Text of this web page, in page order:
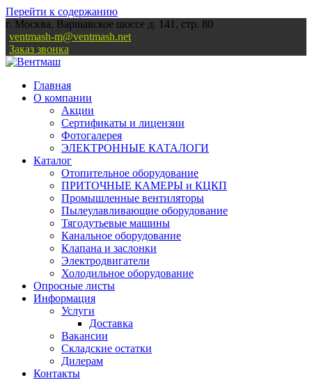
Перейти к содержанию
г. Москва, Варшавское шоссе д. 141, стр. 80
ventmash-m@ventmash.net
Заказ звонка
Главная
О компании
Акции
Сертификаты и лицензии
Фотогалерея
ЭЛЕКТРОННЫЕ КАТАЛОГИ
Каталог
Отопительное оборудование
ПРИТОЧНЫЕ КАМЕРЫ и КЦКП
Промышленные вентиляторы
Пылеулавливающие оборудование
Тягодутьевые машины
Канальное оборудование
Клапана и заслонки
Электродвигатели
Холодильное оборудование
Опросные листы
Информация
Услуги
Доставка
Вакансии
Складские остатки
Дилерам
Контакты